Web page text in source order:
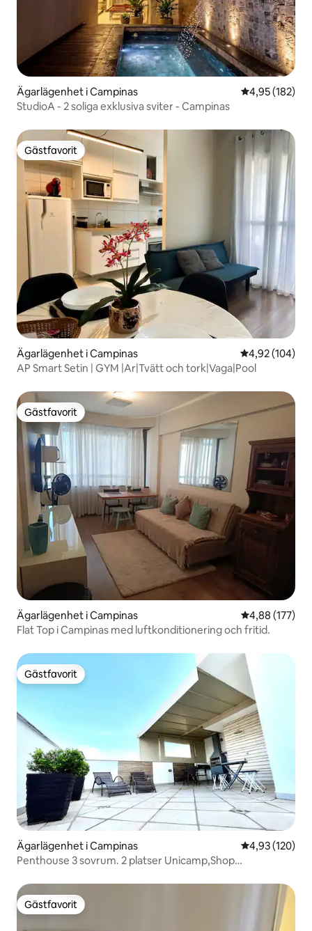
Ägarlägenhet i Campinas 4,95 av 5 i
4,95 (182)
StudioA - 2 soliga exklusiva sviter - Campinas
Gästfavorit
Gästfavorit
Ägarlägenhet i Campinas 4,92 av 5 i
4,92 (104)
AP Smart Setin | GYM |Ar|Tvätt och tork|Vaga|Pool
Gästfavorit
Gästfavorit
Ägarlägenhet i Campinas 4,88 av 5 i
4,88 (177)
Flat Top i Campinas med luftkonditionering och fritid.
Gästfavorit
Gästfavorit
Ägarlägenhet i Campinas 4,93 av 5 i
4,93 (120)
Penthouse 3 sovrum. 2 platser Unicamp,Shop
Gästfavorit
Gästfavorit